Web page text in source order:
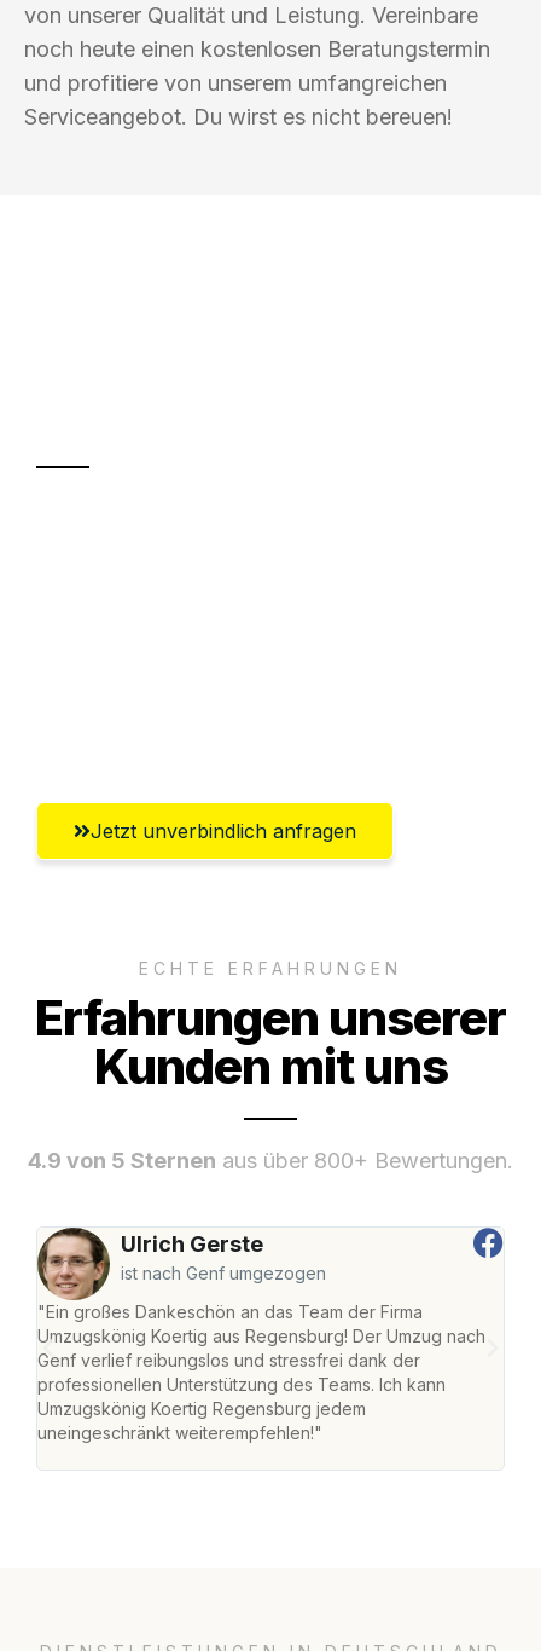
von unserer Qualität und Leistung. Vereinbare
noch heute einen kostenlosen Beratungstermin
und profitiere von unserem umfangreichen
Serviceangebot. Du wirst es nicht bereuen!
Jetzt unverbindlich anfragen
ECHTE ERFAHRUNGEN
Erfahrungen unserer
Kunden mit uns
4.9 von 5 Sternen aus über 800+ Bewertungen.
Ulrich Gerste
ist nach Genf umgezogen
"Ein großes Dankeschön an das Team der Firma
Umzugskönig Koertig aus Regensburg! Der Umzug nach
Genf verlief reibungslos und stressfrei dank der
professionellen Unterstützung des Teams. Ich kann
Umzugskönig Koertig Regensburg jedem
uneingeschränkt weiterempfehlen!"